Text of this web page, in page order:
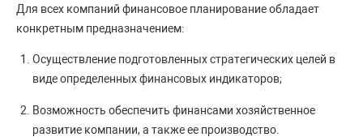
Для всех компаний финансовое планирование обладает
конкретным предназначением:
Осуществление подготовленных стратегических целей в
виде определенных финансовых индикаторов;
Возможность обеспечить финансами хозяйственное
развитие компании, а также ее производство.